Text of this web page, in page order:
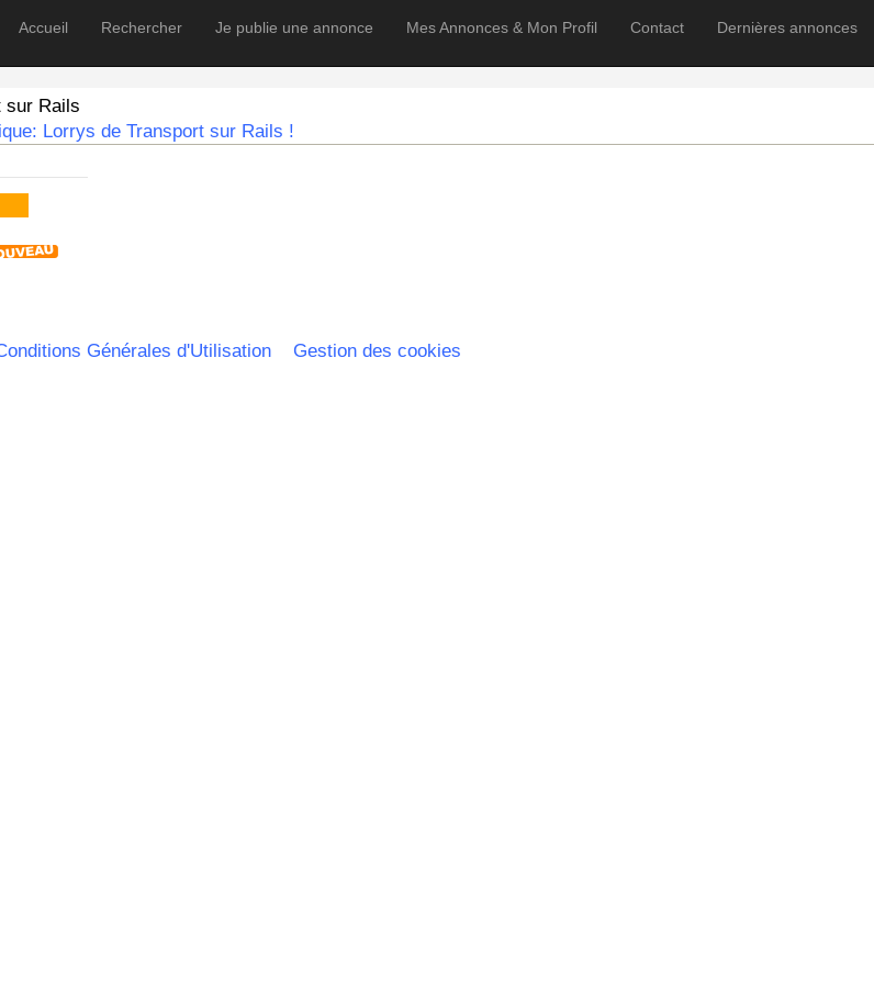
Accueil Rechercher Je publie une annonce Mes Annonces & Mon Profil Contact
Dernières annonces
sur Rails
Lorrys de Transport sur Rails !
Générales d'Utilisation Gestion des cookies